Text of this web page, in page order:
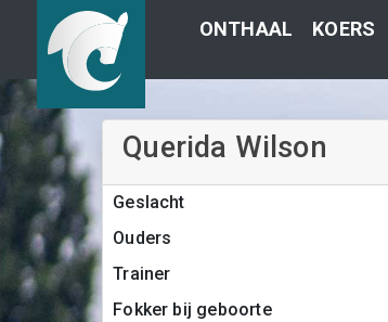
ONTHAAL KOERS
Querida Wilson
Geslacht
Ouders
Trainer
Fokker bij geboorte